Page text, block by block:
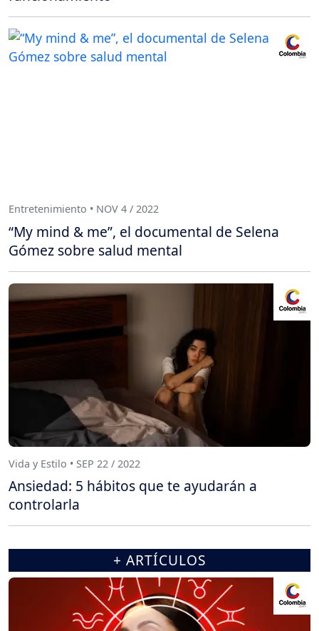
Entretenimiento • NOV 4 / 2022
“My mind & me”, el documental de Selena
Gómez sobre salud mental
Vida y Estilo • SEP 22 / 2022
Ansiedad: 5 hábitos que te ayudarán a
controlarla
+ ARTÍCULOS